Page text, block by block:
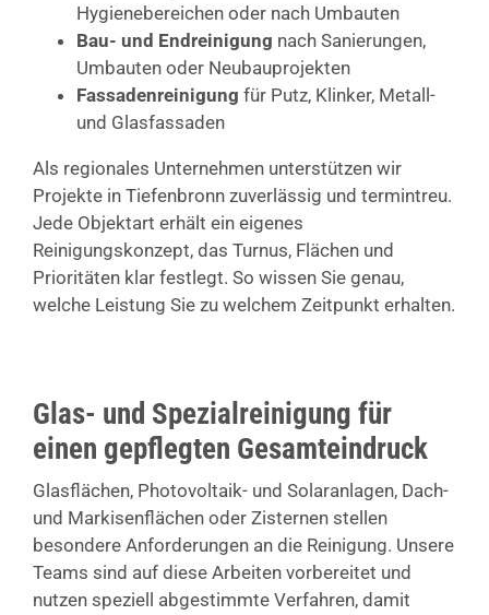
Hygienebereichen oder nach Umbauten
Bau- und Endreinigung nach Sanierungen,
Umbauten oder Neubauprojekten
Fassadenreinigung für Putz, Klinker, Metall-
und Glasfassaden
Als regionales Unternehmen unterstützen wir
Projekte in Tiefenbronn zuverlässig und termintreu.
Jede Objektart erhält ein eigenes
Reinigungskonzept, das Turnus, Flächen und
Prioritäten klar festlegt. So wissen Sie genau,
welche Leistung Sie zu welchem Zeitpunkt erhalten.
Glas- und Spezialreinigung für
einen gepflegten Gesamteindruck
Glasflächen, Photovoltaik- und Solaranlagen, Dach-
und Markisenflächen oder Zisternen stellen
besondere Anforderungen an die Reinigung. Unsere
Teams sind auf diese Arbeiten vorbereitet und
nutzen speziell abgestimmte Verfahren, damit